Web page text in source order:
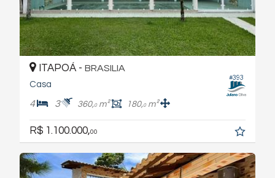
#393
ITAPOÁ - BRASILIA
Casa
4 3 360,0m² 180,0m²
R$ 1.100.000,00